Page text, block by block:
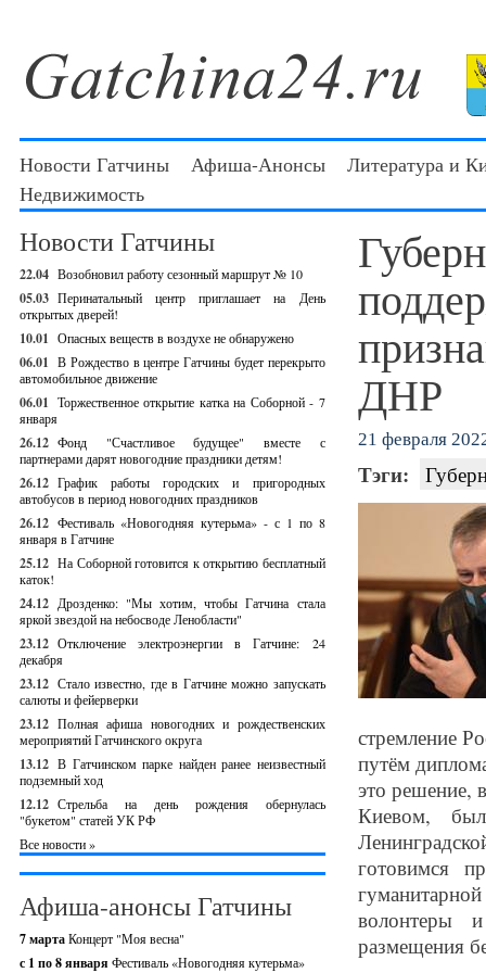
Новости Гатчины Афиша-Анонсы
Литература и
Недвижимость
Новости Гатчины
22.04 Возобновил работу сезонный маршрут № 10
05.03 Перинатальный центр приглашает на День
открытых дверей!
10.01 Опасных веществ в воздухе не обнаружено
06.01 В Рождество в центре Гатчины будет перекрыто
автомобильное движение
06.01 Торжественное открытие катка на Соборной - 7
января
26.12 Фонд "Счастливое будущее" вместе с
партнерами дарят новогодние праздники детям!
26.12 График работы городских и пригородных
автобусов в период новогодних праздников
26.12 Фестиваль «Новогодняя кутерьма» - с 1 по 8
января в Гатчине
25.12 На Соборной готовится к открытию бесплатный
каток!
24.12 Дрозденко: "Мы хотим, чтобы Гатчина стала
яркой звездой на небосводе Ленобласти"
23.12 Отключение электроэнергии в Гатчине: 24
декабря
23.12 Стало известно, где в Гатчине можно запускать
салюты и фейерверки
23.12 Полная афиша новогодних и рождественских
мероприятий Гатчинского округа
13.12 В Гатчинском парке найден ранее неизвестный
подземный ход
12.12 Стрельба на день рождения обернулась
"букетом" статей УК РФ
Все новости »
Афиша-анонсы Гатчины
7 мартаКонцерт "Моя весна"
с 1 по 8 января Фестиваль «Новогодняя кутерьма»
ДНР
21 февраля
Тэги:
стремление
путём
это решение,
Киевом,
готовимся
волонтеры
размещения